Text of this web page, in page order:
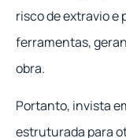
risco de extravio e
ferramentas,
obra.
Portanto, invista
estruturada para